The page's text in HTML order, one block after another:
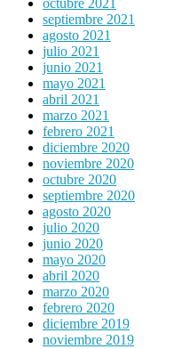
octubre 2021
septiembre 2021
agosto 2021
julio 2021
junio 2021
mayo 2021
abril 2021
marzo 2021
febrero 2021
diciembre 2020
noviembre 2020
octubre 2020
septiembre 2020
agosto 2020
julio 2020
junio 2020
mayo 2020
abril 2020
marzo 2020
febrero 2020
diciembre 2019
noviembre 2019